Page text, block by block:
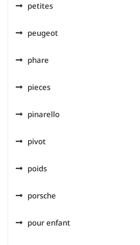
petites
peugeot
phare
pieces
pinarello
pivot
poids
porsche
pour enfant